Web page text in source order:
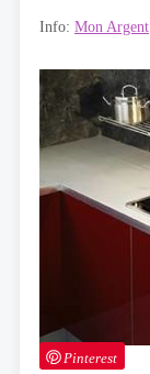
Pinterest
Info: Mon Argent